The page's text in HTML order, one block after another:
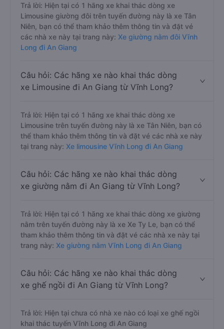
Trả lời: Hiện tại có 1 hãng xe khai thác dòng xe
Limousine giường đôi trên tuyến đường này là xe Tân
Niên, bạn có thể tham khảo thêm thông tin và đặt vé
các nhà xe này tại trang này: Xe giường nằm đôi Vĩnh
Long đi An Giang
Câu hỏi: Các hãng xe nào khai thác dòng
xe Limousine đi An Giang từ Vĩnh Long?
Trả lời: Hiện tại có 1 hãng xe khai thác dòng xe
Limousine trên tuyến đường này là xe Tân Niên, bạn có
thể tham khảo thêm thông tin và đặt vé các nhà xe này
tại trang này: Xe limousine Vĩnh Long đi An Giang
Câu hỏi: Các hãng xe nào khai thác dòng
xe giường nằm đi An Giang từ Vĩnh Long?
Trả lời: Hiện tại có 1 hãng xe khai thác dòng xe giường
nằm trên tuyến đường này là xe Xe Ty Le, bạn có thể
tham khảo thêm thông tin và đặt vé các nhà xe này tại
trang này: Xe giường nằm Vĩnh Long đi An Giang
Câu hỏi: Các hãng xe nào khai thác dòng
xe ghế ngồi đi An Giang từ Vĩnh Long?
Trả lời: Hiện tại chưa có nhà xe nào có loại xe ghế ngồi
khai thác tuyến Vĩnh Long đi An Giang